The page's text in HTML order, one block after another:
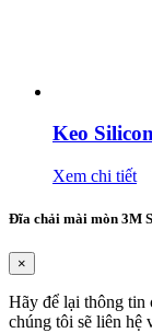
Keo
Xem chi tiết
Đĩa chải mài mòn 3M
×
Hãy để lại thông tin
chúng tôi sẽ liên hệ